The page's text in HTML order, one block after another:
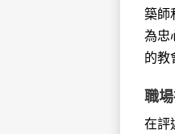
築師
為忠
的教
職
在評